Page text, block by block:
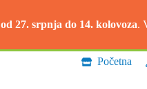
od 27. srpnja do 14. kolovoza.
Početna